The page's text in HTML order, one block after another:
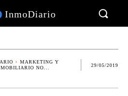
InmoDiario
MARKETING Y
NO...
29/05/2019